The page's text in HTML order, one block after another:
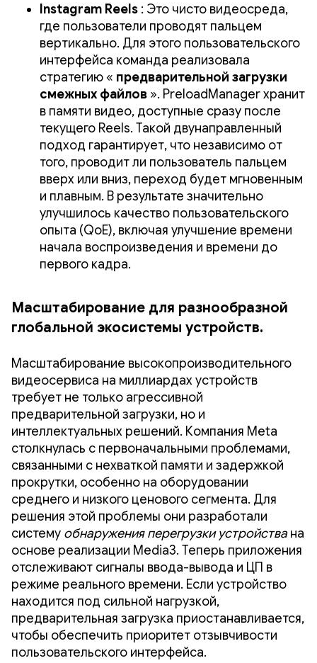
Instagram Reels : Это чисто видеосреда,
где пользователи проводят пальцем
вертикально. Для этого пользовательского
интерфейса команда реализовала
стратегию « предварительной загрузки
смежных файлов ». PreloadManager хранит
в памяти видео, доступные сразу после
текущего Reels. Такой двунаправленный
подход гарантирует, что независимо от
того, проводит ли пользователь пальцем
вверх или вниз, переход будет мгновенным
и плавным. В результате значительно
улучшилось качество пользовательского
опыта (QoE), включая улучшение времени
начала воспроизведения и времени до
первого кадра.
Масштабирование для разнообразной
глобальной экосистемы устройств.
Масштабирование высокопроизводительного
видеосервиса на миллиардах устройств
требует не только агрессивной
предварительной загрузки, но и
интеллектуальных решений. Компания Meta
столкнулась с первоначальными проблемами,
связанными с нехваткой памяти и задержкой
прокрутки, особенно на оборудовании
среднего и низкого ценового сегмента. Для
решения этой проблемы они разработали
систему обнаружения перегрузки устройствана
основе реализации Media3. Теперь приложения
отслеживают сигналы ввода-вывода и ЦП в
режиме реального времени. Если устройство
находится под сильной нагрузкой,
предварительная загрузка приостанавливается,
чтобы обеспечить приоритет отзывчивости
пользовательского интерфейса.